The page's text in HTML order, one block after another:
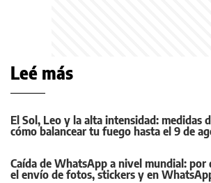
Leé más
El Sol, Leo y la alta intensidad: medidas
cómo balancear tu fuego hasta el 9 de
Caída de WhatsApp a nivel mundial: por
el envío de fotos, stickers y en